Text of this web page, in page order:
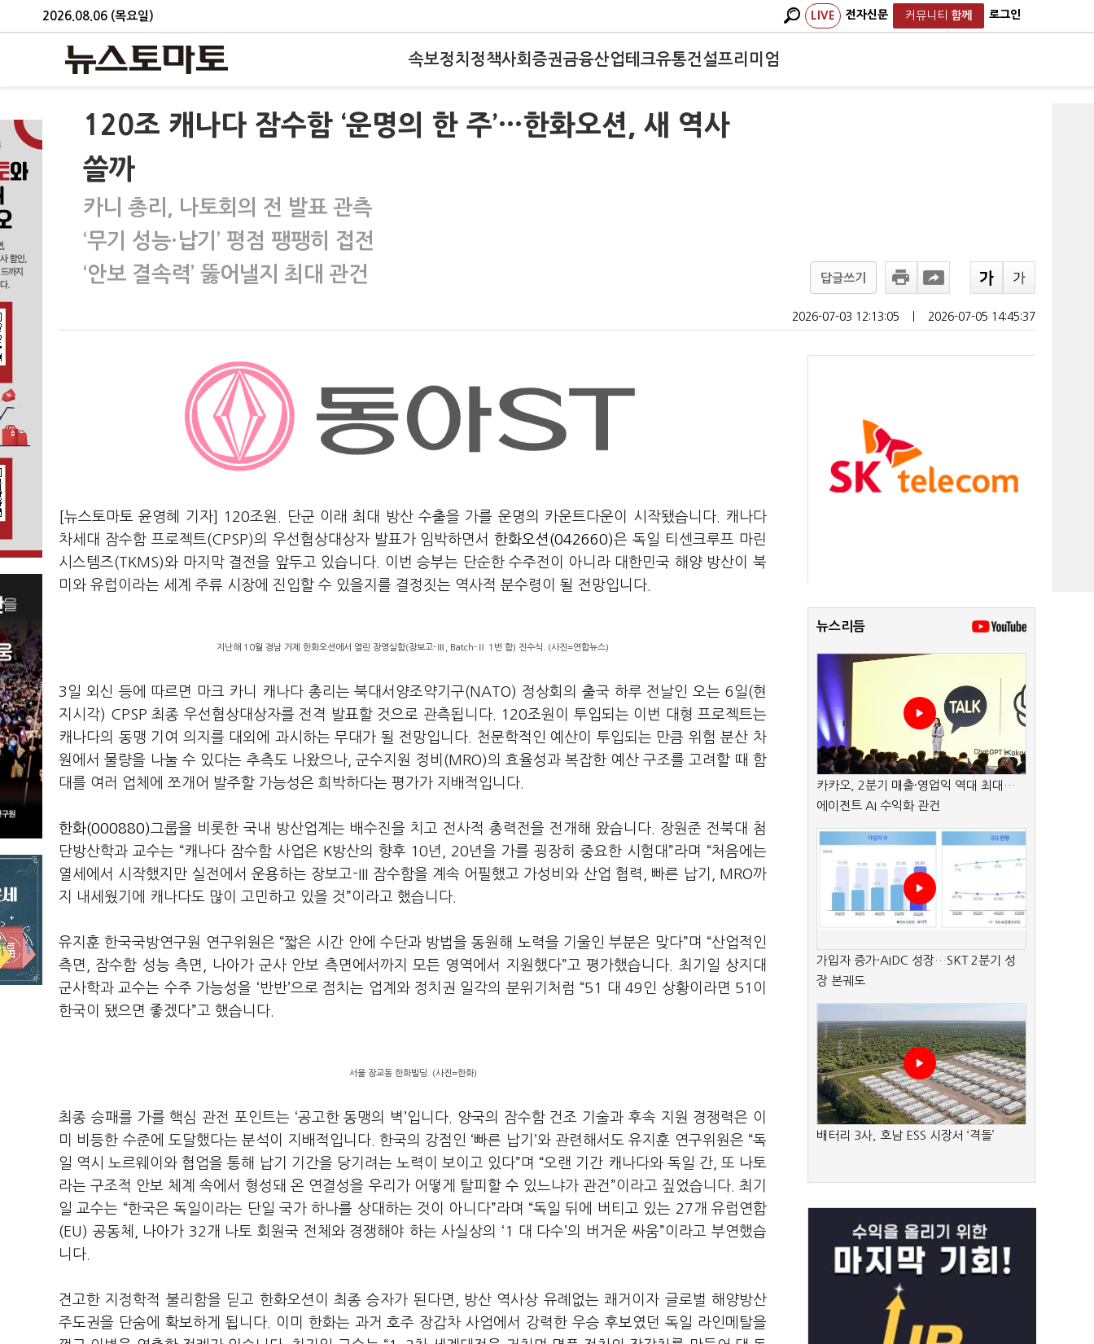
2026.08.06 (목요일) LIVE 전자신문 커뮤니티 함께 로그인
속보정치 정책사회 증권금융산업테크유통건설프리미엄
120조 캐나다 잠수함 ‘운명의 한 주’…한화오션, 새 역사
쓸까
카니 총리, 나토회의 전 발표 관측
‘무기 성능·납기’ 평점 팽팽히 접전
‘안보 결속력’ 뚫어낼지 최대 관건
답글쓰기
2026-07-03 12:13:05 2026-07-05 14:45:37
[뉴스토마토 윤영혜 기자] 120조원. 단군 이래 최대 방산 수출을 가를 운명의 카운트다운이 시작됐습니다. 캐나다
차세대 잠수함 프로젝트(CPSP)의 우선협상대상자 발표가 임박하면서한화오션(042660)은 독일 티센크루프 마린
시스템즈(TKMS)와 마지막 결전을 앞두고 있습니다. 이번 승부는 단순한 수주전이 아니라 대한민국 해양 방산이 북
미와 유럽이라는 세계 주류 시장에 진입할 수 있을지를 결정짓는 역사적 분수령이 될 전망입니다.
지난해 10월 경남 거제 한화오션에서 열린 장영실함(장보고-Ⅲ, Batch-Ⅱ 1번 함) 진수식. (사진=연합뉴스)
3일 외신 등에 따르면 마크 카니 캐나다 총리는 북대서양조약기구(NATO) 정상회의 출국 하루 전날인 오는 6일(현
지시각) CPSP 최종 우선협상대상자를 전격 발표할 것으로 관측됩니다. 120조원이 투입되는 이번 대형 프로젝트는
캐나다의 동맹 기여 의지를 대외에 과시하는 무대가 될 전망입니다. 천문학적인 예산이 투입되는 만큼 위험 분산 차
원에서 물량을 나눌 수 있다는 추측도 나왔으나, 군수지원 정비(MRO)의 효율성과 복잡한 예산 구조를 고려할 때 함
대를 여러 업체에 쪼개어 발주할 가능성은 희박하다는 평가가 지배적입니다.
한화(000880)그룹을 비롯한 국내 방산업계는 배수진을 치고 전사적 총력전을 전개해 왔습니다. 장원준 전북대 첨
단방산학과 교수는 “캐나다 잠수함 사업은 K방산의 향후 10년, 20년을 가를 굉장히 중요한 시험대”라며 “처음에는
열세에서 시작했지만 실전에서 운용하는 장보고-III 잠수함을 계속 어필했고 가성비와 산업 협력, 빠른 납기, MRO까
지 내세웠기에 캐나다도 많이 고민하고 있을 것”이라고 했습니다.
유지훈 한국국방연구원 연구위원은 “짧은 시간 안에 수단과 방법을 동원해 노력을 기울인 부분은 맞다”며 “산업적인
측면, 잠수함 성능 측면, 나아가 군사 안보 측면에서까지 모든 영역에서 지원했다”고 평가했습니다. 최기일 상지대
군사학과 교수는 수주 가능성을 ‘반반’으로 점치는 업계와 정치권 일각의 분위기처럼 “51 대 49인 상황이라면 51이
한국이 됐으면 좋겠다”고 했습니다.
서울 장교동 한화빌딩. (사진=한화)
최종 승패를 가를 핵심 관전 포인트는 ‘공고한 동맹의 벽’입니다. 양국의 잠수함 건조 기술과 후속 지원 경쟁력은 이
미 비등한 수준에 도달했다는 분석이 지배적입니다. 한국의 강점인 ‘빠른 납기’와 관련해서도 유지훈 연구위원은 “독
일 역시 노르웨이와 협업을 통해 납기 기간을 당기려는 노력이 보이고 있다”며 “오랜 기간 캐나다와 독일 간, 또 나토
라는 구조적 안보 체계 속에서 형성돼 온 연결성을 우리가 어떻게 탈피할 수 있느냐가 관건”이라고 짚었습니다. 최기
일 교수는 “한국은 독일이라는 단일 국가 하나를 상대하는 것이 아니다”라며 “독일 뒤에 버티고 있는 27개 유럽연합
(EU) 공동체, 나아가 32개 나토 회원국 전체와 경쟁해야 하는 사실상의 ‘1 대 다수’의 버거운 싸움”이라고 부연했습
니다.
견고한 지정학적 불리함을 딛고 한화오션이 최종 승자가 된다면, 방산 역사상 유례없는 쾌거이자 글로벌 해양방산
주도권을 단숨에 확보하게 됩니다. 이미 한화는 과거 호주 장갑차 사업에서 강력한 우승 후보였던 독일 라인메탈을
뉴스리듬
카카오, 2분기 매출·영업익 역대 최대…
에이전트 AI 수익화 관건
가입자 증가·AIDC 성장…SKT 2분기 성
장 본궤도
배터리 3사, 호남 ESS 시장서 ‘격돌’